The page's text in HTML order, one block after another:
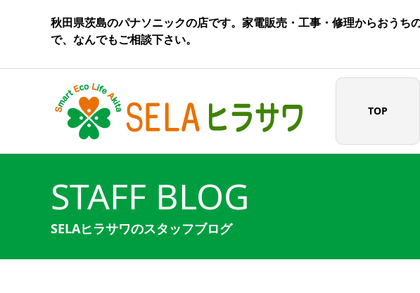
秋田県茨島のパナソニックの店です。家電販売・工事・修理からおうち
で、なんでもご相談下さい。
TOP
STAFF BLOG
SELAヒラサワのスタッフブログ